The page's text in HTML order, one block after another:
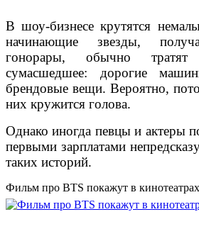
В шоу-бизнесе крутятся
начинающие звезды,
гонорары, обычно
сумасшедшее: дорогие
брендовые вещи. Вероятно,
них кружится голова.
Однако иногда певцы и актеры
первыми зарплатами
таких историй.
Фильм про BTS покажут в кинотеатрах